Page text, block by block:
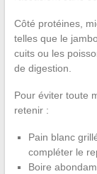
Côté protéines,
telles que le
cuits ou les
de digestion.
Pour éviter toute
retenir :
Pain blanc
compléter le
Boire